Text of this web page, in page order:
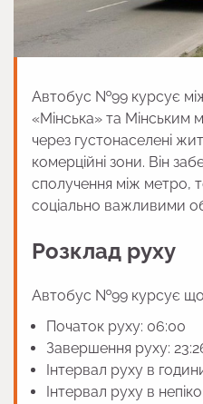
Автобус №99 курсує
«Мінська» та Мінським
через густонаселені
комерційні зони. Він
сполучення між метро,
соціально важливими
Розклад руху
Автобус №99 курсує
Початок руху: 06:00
Завершення руху:
Інтервал руху в
Інтервал руху в